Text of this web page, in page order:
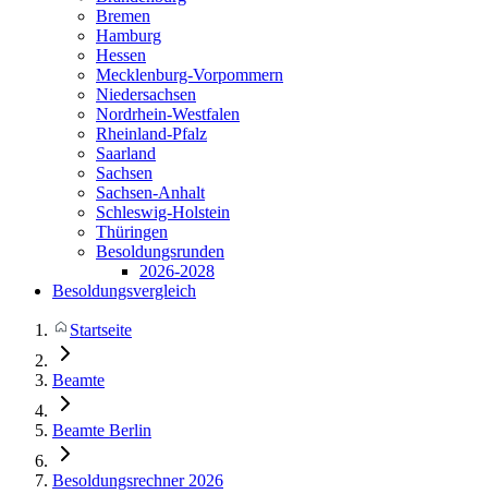
Bremen
Hamburg
Hessen
Mecklenburg-Vorpommern
Niedersachsen
Nordrhein-Westfalen
Rheinland-Pfalz
Saarland
Sachsen
Sachsen-Anhalt
Schleswig-Holstein
Thüringen
Besoldungsrunden
2026-2028
Besoldungsvergleich
Startseite
Beamte
Beamte Berlin
Besoldungsrechner 2026